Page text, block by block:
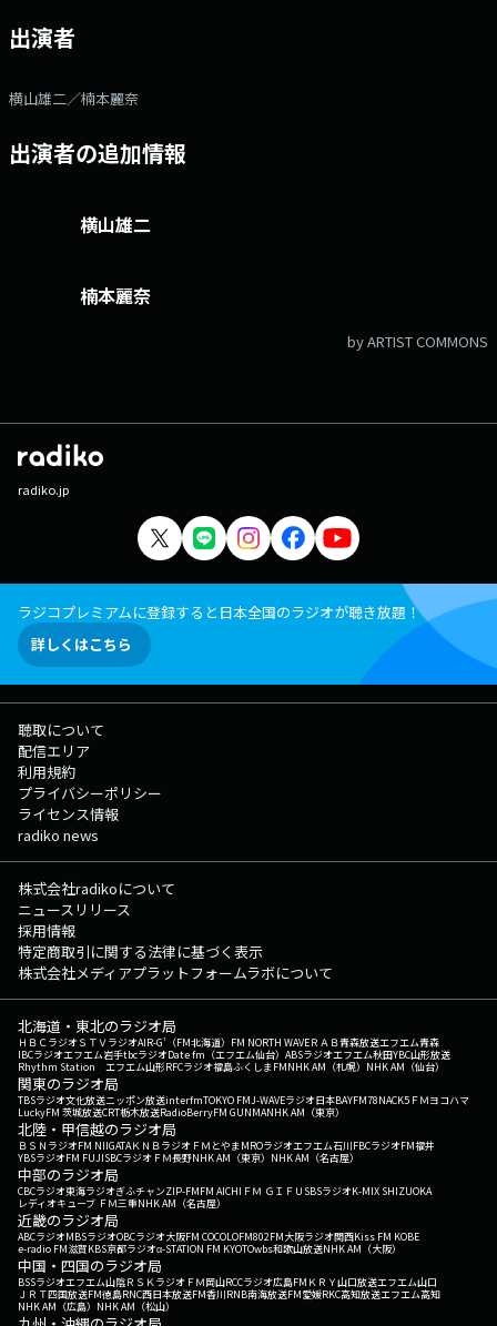
出演者
横山雄二／楠本麗奈
出演者の追加情報
横山雄二
楠本麗奈
by ARTIST COMMONS
radiko.jp
ラジコプレミアムに登録すると日本全国のラジオが聴き放題！
詳しくはこちら
聴取について
配信エリア
利用規約
プライバシーポリシー
ライセンス情報
radiko news
株式会社radikoについて
ニュースリリース
採用情報
特定商取引に関する法律に基づく表示
株式会社メディアプラットフォームラボについて
北海道・東北のラジオ局
ＨＢＣラジオＳＴＶラジオAIR-G'（FM北海道） FM NORTH WAVEＲＡＢ青森放送エフエム青森
IBCラジオエフエム岩手tbcラジオDate fm（エフエム仙台） ABSラジオエフエム秋田YBC山形放送
Rhythm Station エフエム山形RFCラジオ福島ふくしまFMNHK AM（札幌） NHK AM（仙台）
関東のラジオ局
TBSラジオ文化放送ニッポン放送interfmTOKYO FMJ-WAVEラジオ日本BAYFM78NACK5 ＦＭヨコハマ
LuckyFM 茨城放送CRT栃木放送RadioBerryFM GUNMANHK AM（東京）
北陸・甲信越のラジオ局
ＢＳＮラジオFM NIIGATAＫＮＢラジオ ＦＭとやまMROラジオエフエム石川FBCラジオFM福井
YBSラジオFM FUJISBCラジオ ＦＭ長野NHK AM（東京） NHK AM（名古屋）
中部のラジオ局
CBCラジオ東海ラジオぎふチャンZIP-FMFM AICHI ＦＭ ＧＩＦＵ SBSラジオK-MIX SHIZUOKA
レディオキューブ ＦＭ三重NHK AM（名古屋）
近畿のラジオ局
ABCラジオMBSラジオOBCラジオ大阪FM COCOLOFM802FM大阪ラジオ関西Kiss FM KOBE
e-radio FM滋賀KBS京都ラジオα-STATION FM KYOTOwbs和歌山放送NHK AM（大阪）
中国・四国のラジオ局
BSSラジオエフエム山陰ＲＳＫラジオ ＦＭ岡山RCCラジオ広島FM ＫＲＹ山口放送エフエム山口
ＪＲＴ四国放送FM徳島RNC西日本放送FM香川RNB南海放送FM愛媛RKC高知放送エフエム高知
NHK AM（広島） NHK AM（松山）